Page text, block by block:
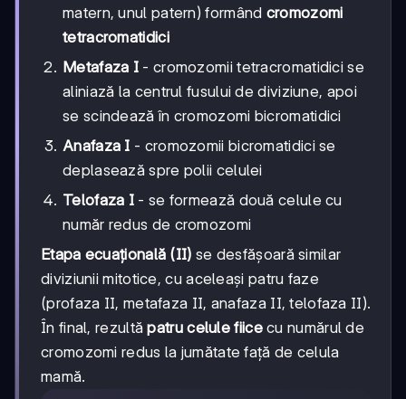
matern, unul patern) formând cromozomi
tetracromatidici
Metafaza I - cromozomii tetracromatidici se
aliniază la centrul fusului de diviziune, apoi
se scindează în cromozomi bicromatidici
Anafaza I - cromozomii bicromatidici se
deplasează spre polii celulei
Telofaza I - se formează două celule cu
număr redus de cromozomi
Etapa ecuațională (II) se desfășoară similar
diviziunii mitotice, cu aceleași patru faze
(profaza II, metafaza II, anafaza II, telofaza II).
În final, rezultăpatru celule fiicecu numărul de
cromozomi redus la jumătate față de celula
mamă.